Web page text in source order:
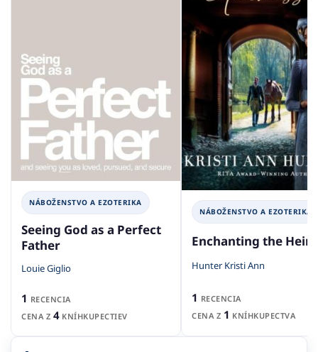
NÁBOŽENSTVO A EZOTERIKA
Seeing God as a Perfect
Father
Louie Giglio
1 RECENCIA
CENA Z 4KNÍHKUPECTIEV
NÁBOŽENSTVO A EZOTERIKA
Enchanting the
Hunter Kristi Ann
1 RECENCIA
CENA Z 1 KNÍHKUPECTVA